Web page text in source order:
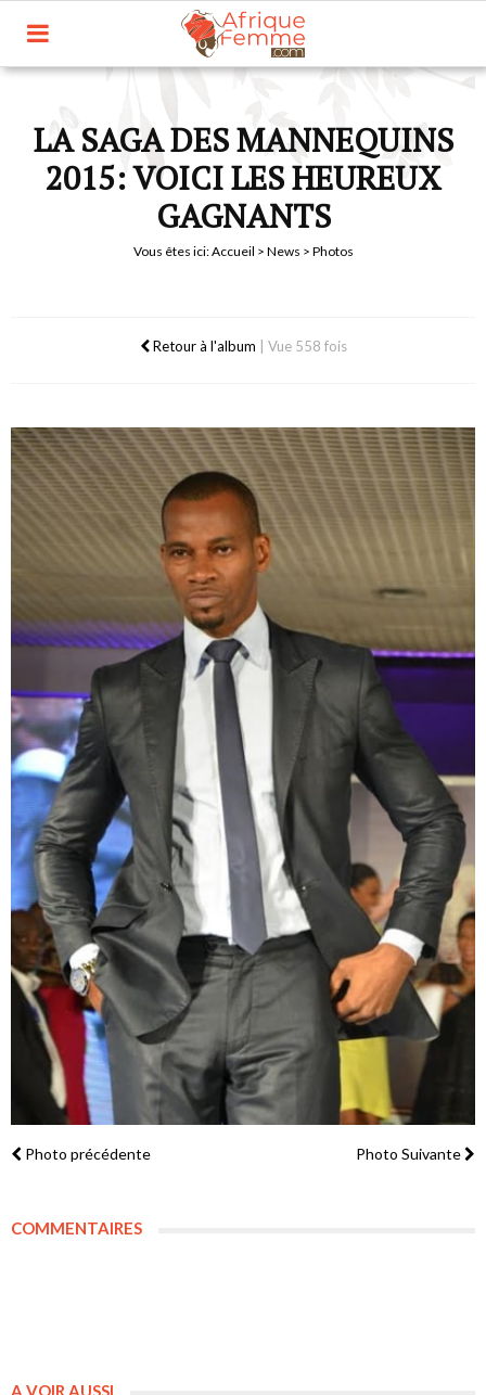
LA SAGA DES MANNEQUINS
2015: VOICI LES HEUREUX
GAGNANTS
Vous êtes ici:Accueil > News > Photos
Retour à l'album Vue 558 fois
Photo précédente Photo Suivante
COMMENTAIRES
A VOIR AUSSI